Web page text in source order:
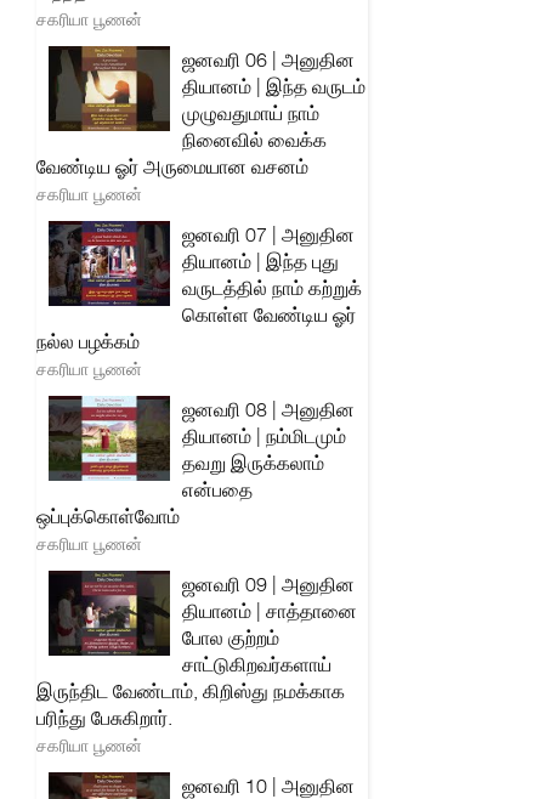
சகரியா பூணன்
ஜனவரி 06 | அனுதின
தியானம் | இந்த வருடம்
முழுவதுமாய் நாம்
நினைவில் வைக்க
வேண்டிய ஓர் அருமையான வசனம்
சகரியா பூணன்
ஜனவரி 07 | அனுதின
தியானம் | இந்த புது
வருடத்தில் நாம் கற்றுக்
கொள்ள வேண்டிய ஓர்
நல்ல பழக்கம்
சகரியா பூணன்
ஜனவரி 08 | அனுதின
தியானம் | நம்மிடமும்
தவறு இருக்கலாம்
என்பதை
ஒப்புக்கொள்வோம்
சகரியா பூணன்
ஜனவரி 09 | அனுதின
தியானம் | சாத்தானை
போல குற்றம்
சாட்டுகிறவர்களாய்
இருந்திட வேண்டாம், கிறிஸ்து நமக்காக
பரிந்து பேசுகிறார்.
சகரியா பூணன்
ஜனவரி 10 | அனுதின